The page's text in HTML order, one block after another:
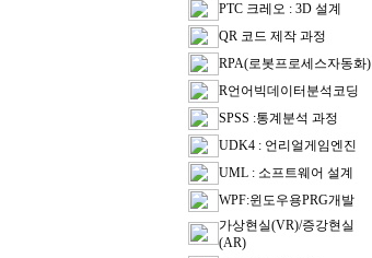
PTC 크레오 : 3D 설계
QR 코드 제작 과정
RPA(로봇프로세스자동화)
R언어빅데이터분석코딩
SPSS :통계분석 과정
UDK4 : 언리얼게임엔진
UML : 소프트웨어 설계
WPF:윈도우용PRG개발
가상현실(VR)/증강현실
(AR)